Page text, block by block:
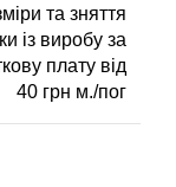
та зняття
із виробу за
плату від
40 грн м./пог